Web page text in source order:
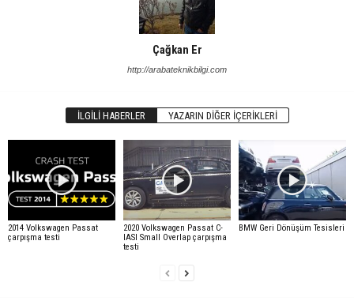
Çağkan Er
http://arabateknikbilgi.com
İLGILI HABERLER YAZARIN DIĞER İÇERIKLERI
2014 Volkswagen Passat
çarpışma testi
2020 Volkswagen Passat C-
IASI Small Overlap çarpışma
testi
BMW Geri Dönüşüm Tesisleri